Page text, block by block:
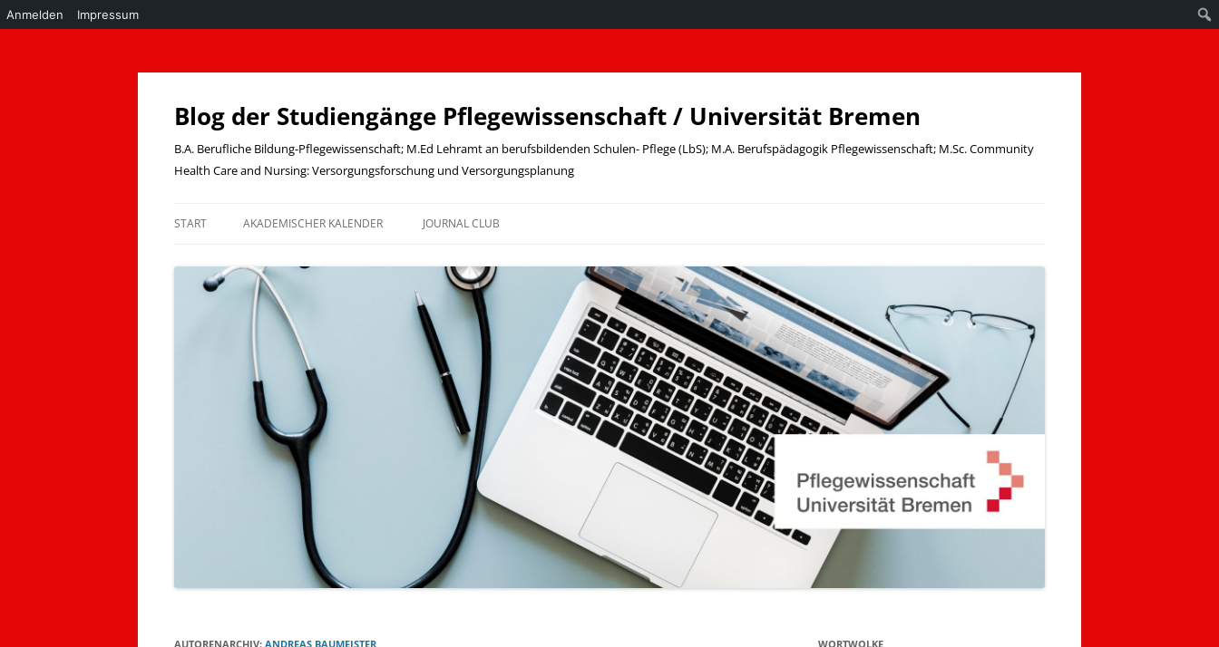
Anmelden Impressum
Zum
springen
Blog der Studiengänge Pflegewissenschaft / Universität Bremen
B.A. Berufliche Bildung-Pflegewissenschaft; M.Ed Lehramt an berufsbildenden Schulen- Pflege (LbS); M.A. Berufspädagogik Pflegewissenschaft; M.Sc. Community
Health Care and Nursing: Versorgungsforschung und Versorgungsplanung
START AKADEMISCHER KALENDER JOURNAL CLUB
AUTORENARCHIV: ANDREAS BAUMEISTER WORTWOLKE